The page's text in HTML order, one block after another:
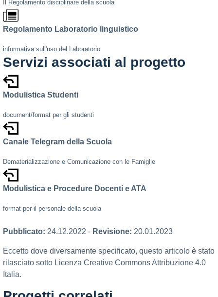
Il Regolamento disciplinare della scuola
Regolamento Laboratorio linguistico
informativa sull'uso del Laboratorio
Servizi associati al progetto
Modulistica Studenti
document/format per gli studenti
Canale Telegram della Scuola
Dematerializzazione e Comunicazione con le Famiglie
Modulistica e Procedure Docenti e ATA
format per il personale della scuola
Pubblicato: 24.12.2022 - Revisione: 20.01.2023
Eccetto dove diversamente specificato, questo articolo è stato
rilasciato sotto Licenza Creative Commons Attribuzione 4.0
Italia.